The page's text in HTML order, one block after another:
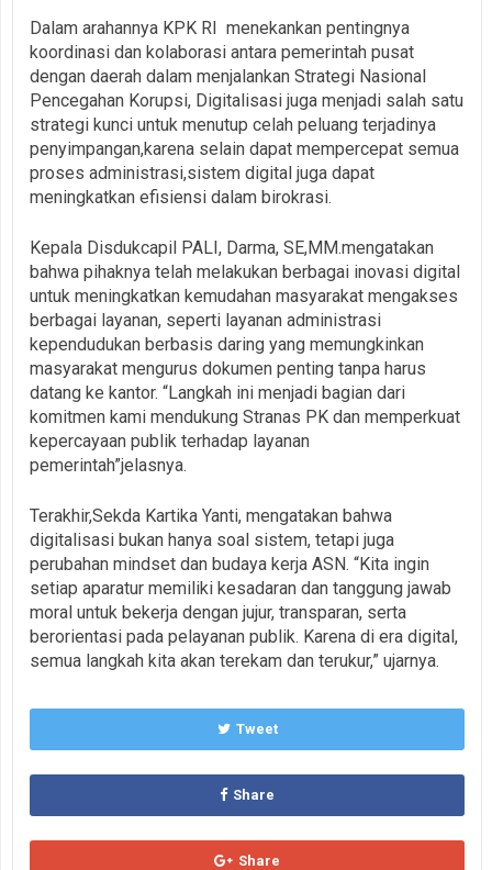
Dalam arahannya KPK RI menekankan pentingnya
koordinasi dan kolaborasi antara pemerintah pusat
dengan daerah dalam menjalankan Strategi Nasional
Pencegahan Korupsi, Digitalisasi juga menjadi salah satu
strategi kunci untuk menutup celah peluang terjadinya
penyimpangan,karena selain dapat mempercepat semua
proses administrasi,sistem digital juga dapat
meningkatkan efisiensi dalam birokrasi.
Kepala Disdukcapil PALI, Darma, SE,MM.mengatakan
bahwa pihaknya telah melakukan berbagai inovasi digital
untuk meningkatkan kemudahan masyarakat mengakses
berbagai layanan, seperti layanan administrasi
kependudukan berbasis daring yang memungkinkan
masyarakat mengurus dokumen penting tanpa harus
datang ke kantor. “Langkah ini menjadi bagian dari
komitmen kami mendukung Stranas PK dan memperkuat
kepercayaan publik terhadap layanan
pemerintah”jelasnya.
Terakhir,Sekda Kartika Yanti, mengatakan bahwa
digitalisasi bukan hanya soal sistem, tetapi juga
perubahan mindset dan budaya kerja ASN. “Kita ingin
setiap aparatur memiliki kesadaran dan tanggung jawab
moral untuk bekerja dengan jujur, transparan, serta
berorientasi pada pelayanan publik. Karena di era digital,
semua langkah kita akan terekam dan terukur,” ujarnya.
Tweet
Share
Share